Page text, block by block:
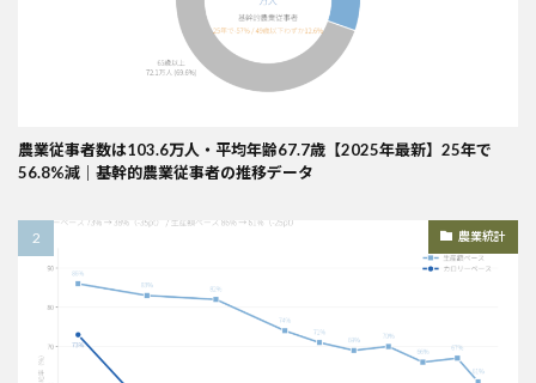
農業従事者数は103.6万人・平均年齢67.7歳【2025年最新】25年で
56.8%減｜基幹的農業従事者の推移データ
農業統計